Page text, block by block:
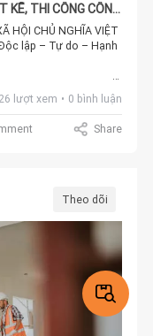
KẾ, THI CÔNG CÔNG
liên quan cho bên B thiết kế, thi công công trình.Yêu cầu Công ty A hoàn thành các công việc theo thời gian, tiến độ đã thỏa thuận trong kế hoạch làm việc đã được hai bên thống nhất trong phạm vi Hợp đồng nguyên tắc này; Thanh toán đủ và đúng hạn cho bên A toàn bộ chi phí công việc mà bên A đã thực hiện nhằm phục vụ theo yêu cầu của bên B; phương thức thanh toán do các bên thỏa thuận.Giao cho bên A toàn quyền quyết định những vấn đề liên quan đến việc thiết kế, thi công công trình Nhà điều hành. Hỗ trợ kịp thời, tạo điều kiện thuận lợi để Công ty A tiến hành các hoạt động trong phạm vi nghĩa vụ của Công ty A.Không hủy ngang việc thực hiện Hợp đồng trong bất kỳ trường hợp nào;Thực hiện nghĩa vụ bảo mật thông tin như quy định tại Điều 4 Hợp đồng này.ĐIỀU 6: BẢO MẬT VÀ THÔNG TINCác bên phải bảo mật các thông tin, tài liệu bao gồm nhưng không giới hạn bởi nội dung của Hợp đồng này, các tài liệu, hồ sơ liên quan đến hai bên, các bên liên quan và công trình. Các bên không được thực hiện các điều sau đây nếu không có sự đồng ý trước bằng văn bản của bên kia:Khai thác bất cứ phần nào của thông tin bảo mật.Tiết lộ cho bất cứ ai, bất cứ phần nào của thông tin bảo mật trừ các nhân viên có trách nhiệm của hai bên, những người cần được biết các thông tin bảo mật để tiến hành các nhiệm vụ tương ứng như quy định của hợp đồng này.Đơn phương chấm dứt hợp đồng;ĐIỀU 7: BẤT KHẢ KHÁNGNếu có bất kỳ một nguyên nhân khách quan nào, bao gồm và không giới hạn nguyên nhân liên quan đến sự cố bất ngờ, sự kiện bất khả kháng như : Thiên tại, địch hoạn, lũ lụt, bạo loạn, thay đổi chính sách pháp luật dẫn đến việc một trong hai bên không hoàn thành được các công việc theo nội dung Hợp đồng thì hai bên bàn bạc, thỏa thuận thanh lý Hợp đồng này trên cơ sở quyền lợi chính đáng của mỗi bên đều được bên kia đảm bảo.ĐIỀU 8: ĐIỀU KHOẢN CHUNG8.1. Các bên cam kết thực hiện nghiêm túc, trên tinh thần hợp tác để thực hiện Hợp đồng này.8.2. Tại thời điểm ký kết các bên trong Hợp đồng này phải đầy đủ tư cách pháp lý bao gồm:Tư cách pháp nhân để ký kết hợp đồng;Người ký kết hợp đồng là người đại diện theo pháp luật của Doanh nghiệp hoặc đại diện theo ủy quyền, có đầy đủ năng lực ký kết Hợp đồng theo quy định pháp luật Việt Nam.8.3. Hợp đồng này chịu sự điều chỉnh của Pháp luật nước Cộng hòa xã hội chủ nghĩa Việt Nam.8.4. Trong quá trình thực hiện Hợp đồng nếu bên nào có khó khăn, trở ngại phát sinh đối với một bên hoặc hai bên trong Hợp đồng thì một bên hoặc hai bên đó phải thông báo ngay cho bên kia cùng hợp tác giải quyết. Mọi vấn đề phát sinh, tranh chấp phát sinh trong quá trình thực hiện Hợp đồng cần được giải quyết trên cơ sở thương lượng, khắc phục, phát sinh và hòa giải,; Nếu hòa giải không thành thì việc tranh chấp sẽ được giải quyết tại Tòa án có thẩm quyền.ĐIỀU 9: HIỆU LỰC HỢP ĐỒNG9.1. Hợp đồng này có hiệu lực kể từ ngày các bên ký, đóng dấu.9.2. Hợp đồng được sửa đổi, bổ sung khi các bên đồng thuận.9.3. Kể từ thời điểm hai bên ký tên vào Hợp đồng, Hợp đồng không bị hủy trong mọi trường hợp, trừ trường hợp Hai bên đồng ý chấm dứt hợp đồng bằng biên bản thanh lý hợp đồng. 9.4. Hợp đồng này có 05 (năm) trang, bao gồm 9 (chín) Điều, được lập thành 06 (sáu) bản giá trí pháp lý như nhau, mỗi bên giữ 03 (ba) bản gốc. CÁC BÊN CÓ TÊN TRONG HỢP ĐỒNG CÙNG KÝ KẾT BÊN ABÊN B Tải xuốn
26 lượt xem 0 bình luận
Share
Theo dõi